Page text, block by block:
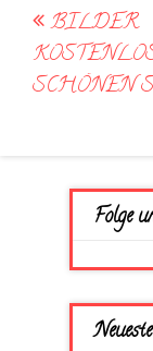
Post
navigation
BILDER
SCHÖNEN
Folge